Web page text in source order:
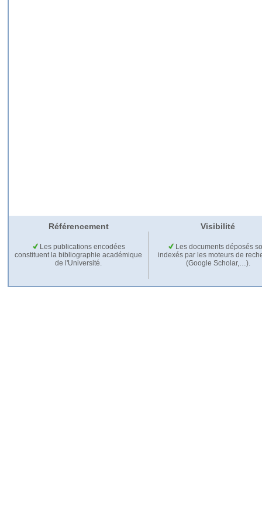
Référencement Visibilité
Les publications encodées
constituent la bibliographie académique
de l'Université.
Les documents déposés
indexés par les moteurs de
(Google Scholar,…).